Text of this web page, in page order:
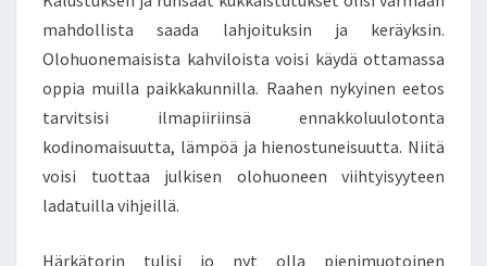
N
T
L
A
–
V
mahdollista saada lahjoituksin ja keräyksin.
Olohuonemaisista kahviloista voisi käydä ottamassa
oppia muilla paikkakunnilla. Raahen nykyinen eetos
tarvitsisi ilmapiiriinsä ennakkoluulotonta
kodinomaisuutta, lämpöä ja hienostuneisuutta. Niitä
voisi tuottaa julkisen olohuoneen viihtyisyyteen
ladatuilla vihjeillä.
Härkätorin tulisi jo nyt olla pienimuotoinen